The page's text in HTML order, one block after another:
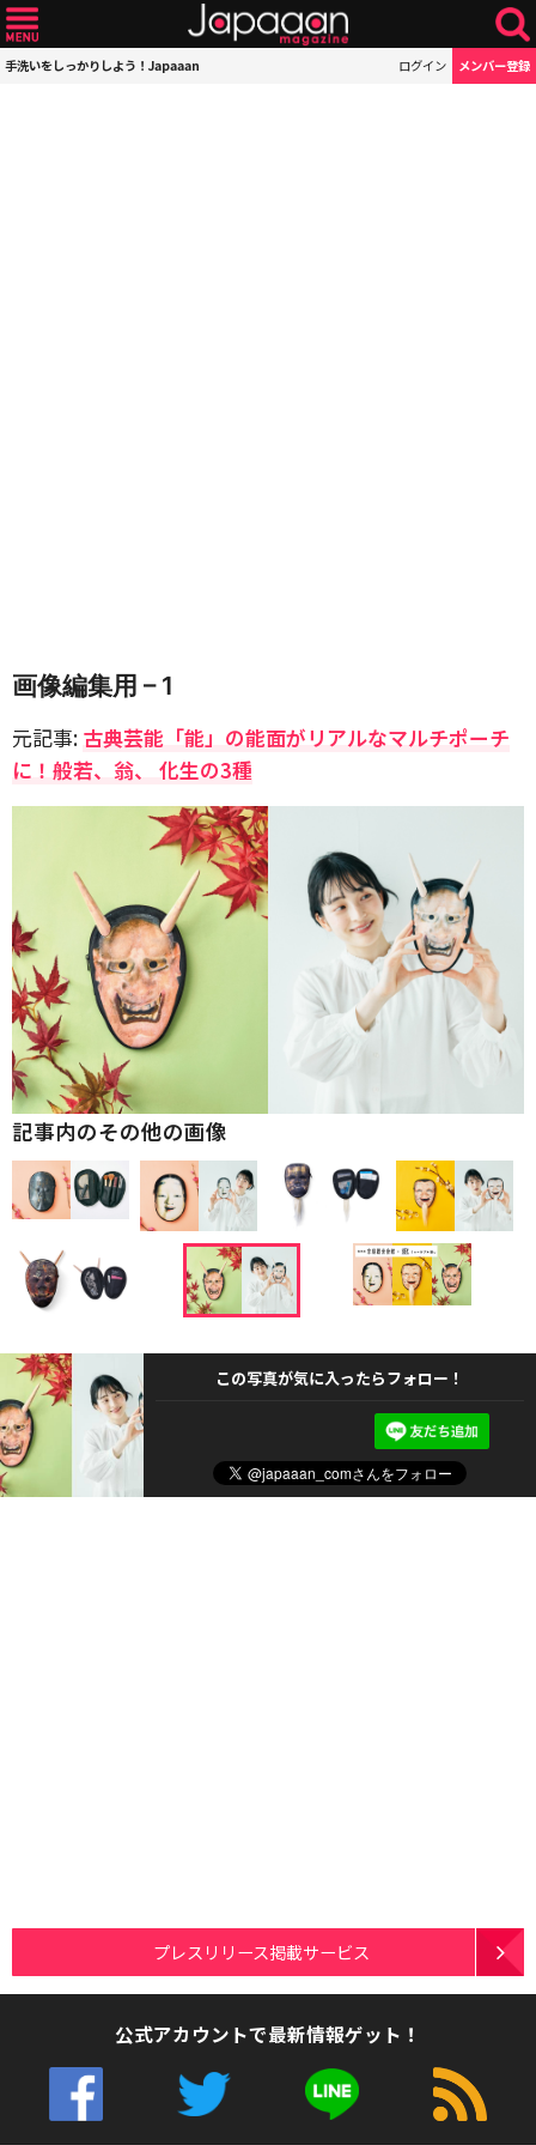
手洗いをしっかりしよう！Japaaan ログイン メンバー登録
画像編集用 – 1
元記事: 古典芸能「能」の能面がリアルなマルチポーチ
に！般若、翁、 化生の3種
記事内のその他の画像
この写真が気に入ったらフォロー！
プレスリリース掲載サービス
公式アカウントで最新情報ゲット！